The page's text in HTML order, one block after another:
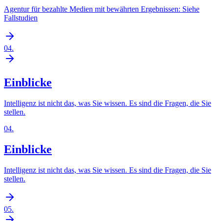
Agentur für bezahlte Medien mit bewährten Ergebnissen: Siehe
Fallstudien
04.
Einblicke
Intelligenz ist nicht das, was Sie wissen. Es sind die Fragen, die Sie
stellen.
04.
Einblicke
Intelligenz ist nicht das, was Sie wissen. Es sind die Fragen, die Sie
stellen.
05.